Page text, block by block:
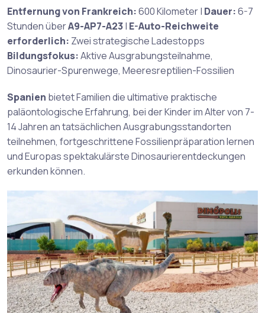
Entfernung von Frankreich:600 Kilometer | Dauer:6-7
Stunden überA9-AP7-A23| E-Auto-Reichweite
erforderlich: Zwei strategische Ladestopps
Bildungsfokus:Aktive Ausgrabungsteilnahme,
Dinosaurier-Spurenwege, Meeresreptilien-Fossilien
Spanien bietet Familien die ultimative praktische
paläontologische Erfahrung, bei der Kinder im Alter von 7-
14 Jahren an tatsächlichen Ausgrabungsstandorten
teilnehmen, fortgeschrittene Fossilienpräparation lernen
und Europas spektakulärste Dinosaurierentdeckungen
erkunden können.